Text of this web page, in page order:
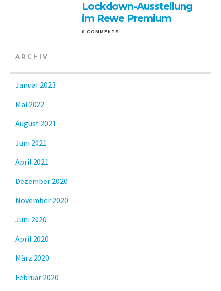
Lockdown-Ausstellung
im Rewe Premium
0 COMMENTS
ARCHIV
Januar 2023
Mai 2022
August 2021
Juni 2021
April 2021
Dezember 2020
November 2020
Juni 2020
April 2020
März 2020
Februar 2020